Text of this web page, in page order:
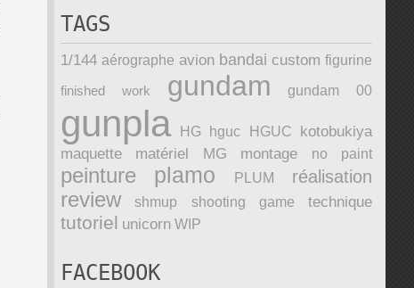
TAGS
1/144 aérographe avion bandai custom figurine
finished work
gundam gundam 00
gunpla HG hguc HGUC
kotobukiya
maquette
matériel MG montage no paint
peinture plamo PLUM réalisation
review shmup shooting game technique
tutoriel unicorn WIP
FACEBOOK